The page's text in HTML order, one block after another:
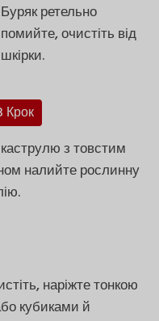
Буряк ретельно
помийте, очистіть від
шкірки.
Крок
з товстим
налийте рослинну
наріжте тонкою
кубиками й